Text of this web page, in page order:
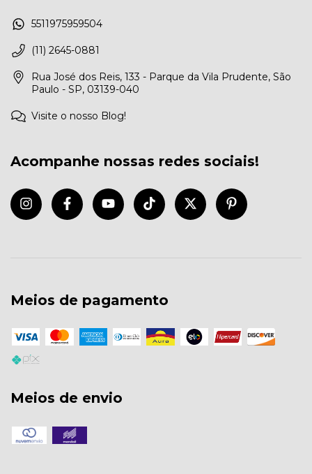
5511975959504
(11) 2645-0881
Rua José dos Reis, 133 - Parque da Vila Prudente, São
Paulo - SP, 03139-040
Visite o nosso Blog!
Acompanhe nossas redes sociais!
Meios de pagamento
Meios de envio